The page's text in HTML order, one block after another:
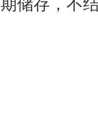
期储存，不